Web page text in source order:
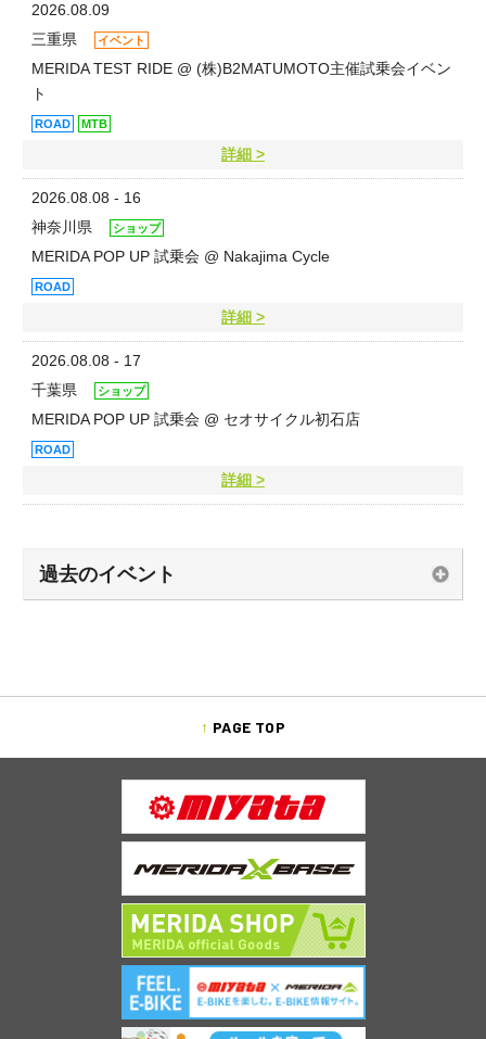
2026.08.09
三重県
イベント
MERIDA TEST RIDE @ (株)B2MATUMOTO主催試乗会イベン
ト
ROAD MTB
詳細 >
2026.08.08 - 16
神奈川県
ショップ
MERIDA POP UP 試乗会 @ Nakajima Cycle
ROAD
詳細 >
2026.08.08 - 17
千葉県
ショップ
MERIDA POP UP 試乗会 @ セオサイクル初石店
ROAD
詳細 >
過去のイベント
PAGE TOP